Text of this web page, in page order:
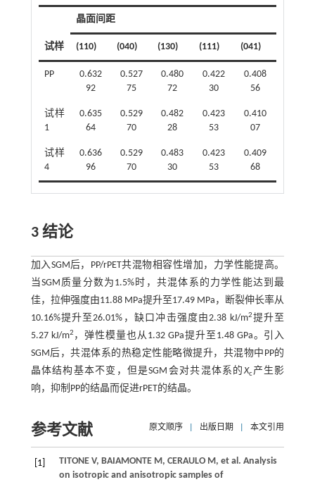
试样
晶面间距
(110) (040) (130) (111) (041)
PP
0.632
92
0.527
75
0.480
72
0.422
30
0.408
56
试样
1
0.635
64
0.529
70
0.482
28
0.423
53
0.410
07
试样
4
0.636
96
0.529
70
0.483
30
0.423
53
0.409
68
3 结论
加入SGM后，PP/rPET共混物相容性增加，力学性能提高。
当SGM质量分数为1.5%时，共混体系的力学性能达到最
佳，拉伸强度由11.88 MPa提升至17.49 MPa，断裂伸长率从
10.16%提升至26.01%，缺口冲击强度由2.38 kJ/m2提升至
5.27 kJ/m2 ，弹性模量也从1.32 GPa提升至1.48 GPa。引入
SGM后，共混体系的热稳定性能略微提升，共混物中PP的
晶体结构基本不变，但是SGM会对共混体系的Xc产生影
响，抑制PP的结晶而促进rPET的结晶。
参考文献 原文顺序 出版日期 本文引用
[1] TITONE V, BAIAMONTE M, CERAULO M, et al. Analysis
on isotropic and anisotropic samples of